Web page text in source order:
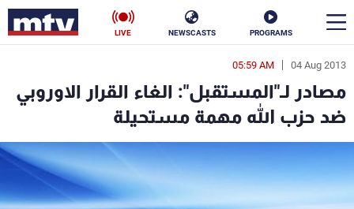
PROGRAMS
NEWSCASTS
LIVE
04 Aug 2013
05:59 AM
مصادر لـ"المستقبل": الغاء القرار الاوروبي
ضد حزب الله مهمة مستحيلة
en
الأخبار
سياسة ناس
إقتصاد